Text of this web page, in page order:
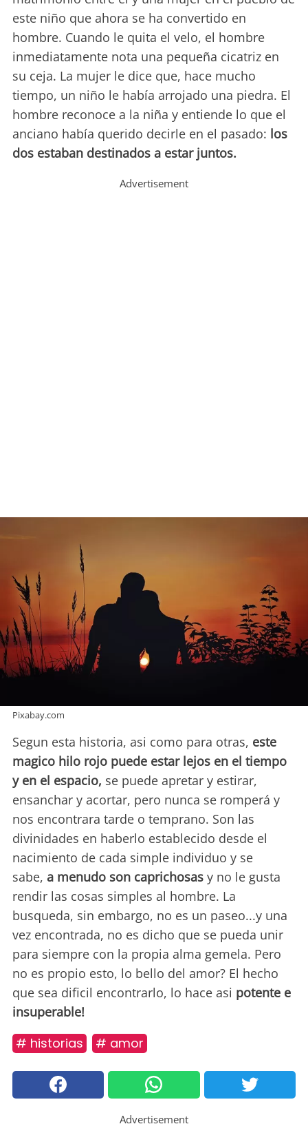
este niño que ahora se ha convertido en
hombre. Cuando le quita el velo, el hombre
inmediatamente nota una pequeña cicatriz en
su ceja. La mujer le dice que, hace mucho
tiempo, un niño le había arrojado una piedra. El
hombre reconoce a la niña y entiende lo que el
anciano había querido decirle en el pasado: los
dos estaban destinados a estar juntos.
Advertisement
Pixabay.com
Segun esta historia, asi como para otras, este
magico hilo rojo puede estar lejos en el tiempo
y en el espacio, se puede apretar y estirar,
ensanchar y acortar, pero nunca se romperá y
nos encontrara tarde o temprano. Son las
divinidades en haberlo establecido desde el
nacimiento de cada simple individuo y se
sabe, a menudo son caprichosas y no le gusta
rendir las cosas simples al hombre. La
busqueda, sin embargo, no es un paseo...y una
vez encontrada, no es dicho que se pueda unir
para siempre con la propia alma gemela. Pero
no es propio esto, lo bello del amor? El hecho
que sea dificil encontrarlo, lo hace asi potente e
insuperable!
# historias # amor
Advertisement